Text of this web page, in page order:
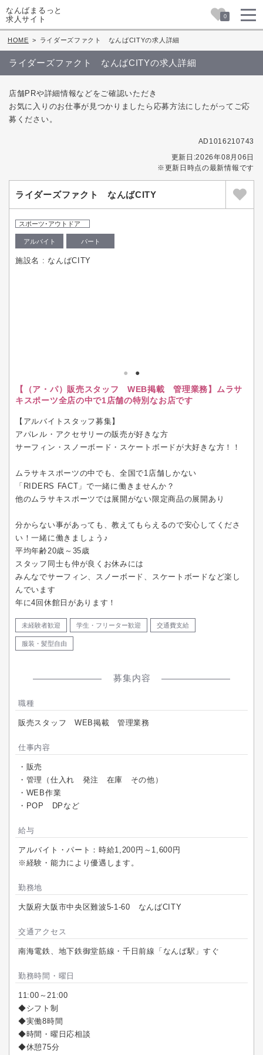
なんばまるっと
求人サイト
0
HOME > ライダーズファクト なんばCITYの求人詳細
ライダーズファクト なんばCITYの求人詳細
店舗PRや詳細情報などをご確認いただき
お気に入りのお仕事が見つかりましたら応募方法にしたがってご応
募ください。
AD1016210743
更新日:2026年08月06日
※更新日時点の最新情報です
ライダーズファクト なんばCITY
スポーツ･アウトドア
アルバイト パート
施設名 : なんばCITY
【（ア・パ）販売スタッフ WEB掲載 管理業務】ムラサ
キスポーツ全店の中で1店舗の特別なお店です
【アルバイトスタッフ募集】
アパレル・アクセサリーの販売が好きな方
サーフィン・スノーボード・スケートボードが大好きな方！！
ムラサキスポーツの中でも、全国で1店舗しかない
「RIDERS FACT」で一緒に働きませんか？
他のムラサキスポーツでは展開がない限定商品の展開あり
分からない事があっても、教えてもらえるので安心してくださ
い！一緒に働きましょう♪
平均年齢20歳～35歳
スタッフ同士も仲が良くお休みには
みんなでサーフィン、スノーボード、スケートボードなど楽し
んでいます
年に4回休館日があります！
未経験者歓迎 学生・フリーター歓迎 交通費支給
服装・髪型自由
募集内容
職種
販売スタッフ WEB掲載 管理業務
仕事内容
・販売
・管理（仕入れ 発注 在庫 その他）
・WEB作業
・POP DPなど
給与
アルバイト・パート：時給1,200円～1,600円
※経験・能力により優遇します。
勤務地
大阪府大阪市中央区難波5-1-60 なんばCITY
交通アクセス
南海電鉄、地下鉄御堂筋線・千日前線「なんば駅」すぐ
勤務時間・曜日
11:00～21:00
◆シフト制
◆実働8時間
◆時間・曜日応相談
◆休憩75分